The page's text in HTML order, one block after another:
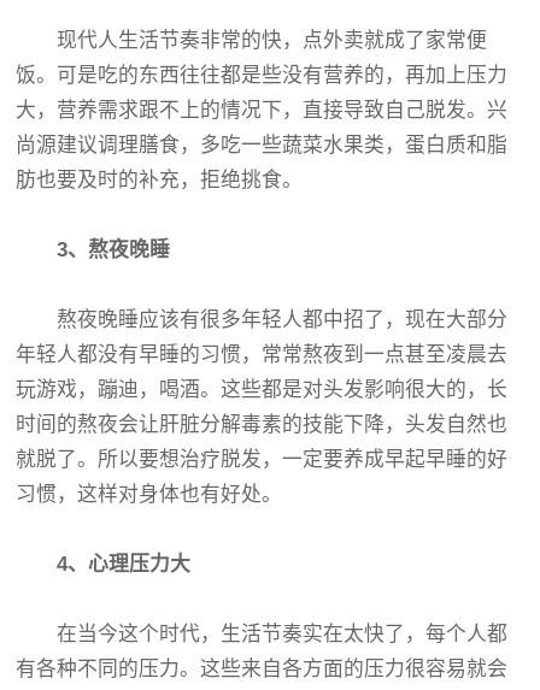
现代人生活节奏非常的快，点外卖就成了家常便
饭。可是吃的东西往往都是些没有营养的，再加上压力
大，营养需求跟不上的情况下，直接导致自己脱发。兴
尚源建议调理膳食，多吃一些蔬菜水果类，蛋白质和脂
肪也要及时的补充，拒绝挑食。
3、熬夜晚睡
熬夜晚睡应该有很多年轻人都中招了，现在大部分
年轻人都没有早睡的习惯，常常熬夜到一点甚至凌晨去
玩游戏，蹦迪，喝酒。这些都是对头发影响很大的，长
时间的熬夜会让肝脏分解毒素的技能下降，头发自然也
就脱了。所以要想治疗脱发，一定要养成早起早睡的好
习惯，这样对身体也有好处。
4、心理压力大
在当今这个时代，生活节奏实在太快了，每个人都
有各种不同的压力。这些来自各方面的压力很容易就会